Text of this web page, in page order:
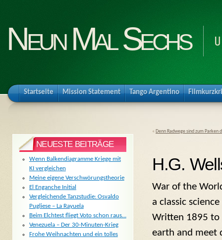
Neun Mal Sechs
Startseite Mission Statement Tango Argentino
« Denn Radwege sind zum Parken
H.G.
War of the
a classic
Written 1895 to
earth and meet
NEUESTE BEITRÄGE
Wenn Balkendiagramme Kriege mit
KI vergleichen
Meine eigene Verschwörungstheorie
El Enganche Initial
Vergleichende Tanzstudie: Osvaldo
Pugliese – La Rayuela
Beim Elchtest fliegt Voto schon raus…
Venezuela – Der 30-Minuten-Krieg
Frohe Weihnachten und ein tolles